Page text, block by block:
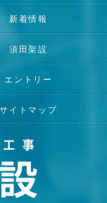
新着情報
須田架設
エントリー
サイトマップ